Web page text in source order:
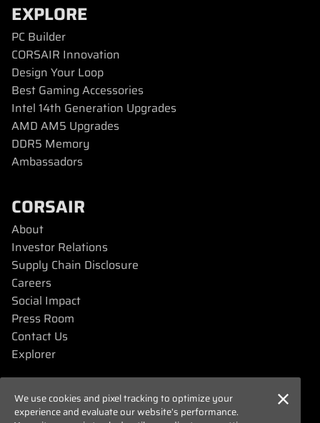
EXPLORE
PC Builder
CORSAIR Innovation
Design Your Loop
Best Gaming Accessories
Intel 14th Generation Upgrades
AMD AM5 Upgrades
DDR5 Memory
Ambassadors
CORSAIR
About
Investor Relations
Supply Chain Disclosure
Careers
Social Impact
Press Room
Contact Us
Explorer
SUPPORT
We use cookies and pixel tracking to optimize your
experience and evaluate our website’s performance.